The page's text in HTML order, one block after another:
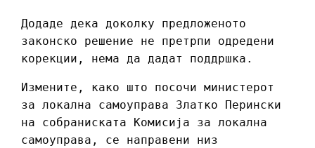
Додаде дека доколку предложеното
законско решение не претрпи одредени
корекции, нема да дадат поддршка.
Измените, како што посочи министерот
за локална самоуправа Златко Перински
на собраниската Комисија за локална
самоуправа, се направени низ